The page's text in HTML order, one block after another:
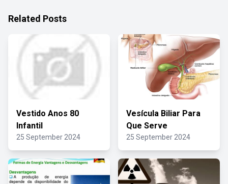
Related Posts
Vestido Anos 80
Infantil
25 September 2024
Vesícula Biliar Para
Que Serve
25 September 2024